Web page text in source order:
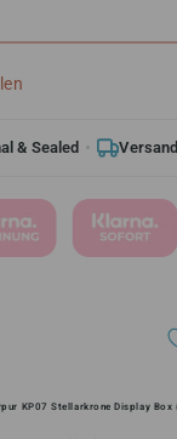
& Sealed
KP07 Stellarkrone Display Box